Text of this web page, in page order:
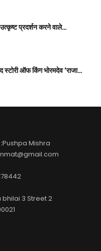
प्रदर्शन करने वाले…
स्टोरी ऑफ किंग भोरमदेव ‘राजा…
Pushpa Mishra
3 Street 2